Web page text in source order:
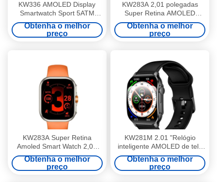
KW336 AMOLED Display
Smartwatch Sport 5ATM
Smart Watch com Assistente
de Voz AI
Obtenha o melhor
preço
KW283A 2,01 polegadas
Super Retina AMOLED
Smart Watch Sport saudável
Obtenha o melhor
preço
KW283A Super Retina
Amoled Smart Watch 2,01
polegadas Preto Redondo
Smartwatch com BT Calling
Obtenha o melhor
preço
KW281M 2.01 "Relógio
inteligente AMOLED de tela
curva flexível com APP Dafit
e Bezel de Metal
Obtenha o melhor
preço